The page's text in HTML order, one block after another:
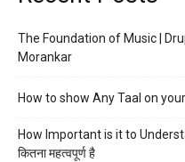
The Foundation of Music |
Morankar
How to show Any Taal on your
How Important is it to
कितना महत्वपूर्ण है